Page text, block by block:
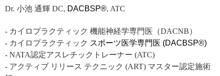
Dr. 小池 通輝 DC, DACBSP®, ATC
- カイロプラクティック 機能神経学専門医（DACNB）
- カイロプラクティック スポーツ医学専門医 (DACBSP®)
- NATA認定アスレチックトレーナー (ATC)
- アクティブ リリース テクニック (ART) マスター認定施術